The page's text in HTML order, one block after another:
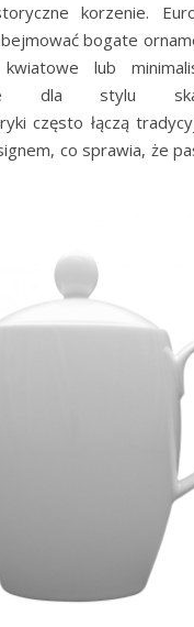
korzenie.
bogate
lub
dla stylu
często łączą
co sprawia, że